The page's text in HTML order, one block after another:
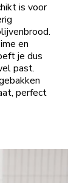
is voor
en
je dus
past.
perfect